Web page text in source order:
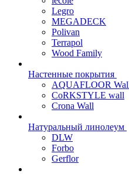
Legro
MEGADECK
Polivan
Terrapol
Wood Family
Настенные покрытия
AQUAFLOOR
CoRKSTYLE wall
Crona Wall
Натуральный линолеум
DLW
Forbo
Gerflor